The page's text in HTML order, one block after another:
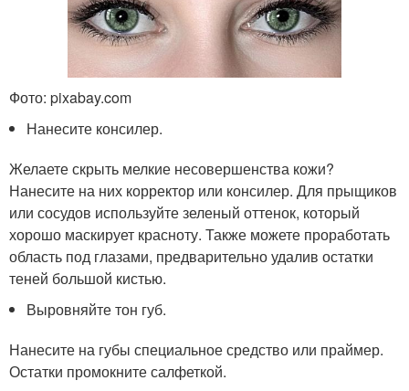
Фото: pixabay.com
Нанесите консилер.
Желаете скрыть мелкие несовершенства кожи?
Нанесите на них корректор или консилер. Для прыщиков
или сосудов используйте зеленый оттенок, который
хорошо маскирует красноту. Также можете проработать
область под глазами, предварительно удалив остатки
теней большой кистью.
Выровняйте тон губ.
Нанесите на губы специальное средство или праймер.
Остатки промокните салфеткой.